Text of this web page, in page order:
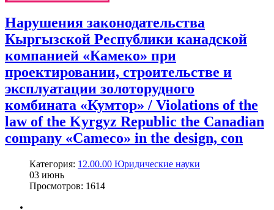
Нарушения законодательства
Кыргызской Республики канадской
компанией «Камеко» при
проектировании, строительстве и
эксплуатации золоторудного
комбината «Кумтор» / Violations of the
law of the Kyrgyz Republic the Canadian
company «Сameco» in the design, con
Категория: 12.00.00 Юридические науки
03 июнь
Просмотров: 1614